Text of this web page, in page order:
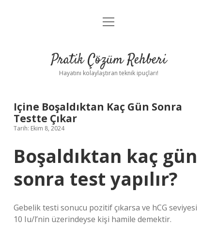
Anasayfa
Yasal Uyarı
menüyü
Pratik Çözüm Rehberi
Hayatını kolaylaştıran teknik ipuçları!
Içine Boşaldıktan Kaç Gün Sonra
Testte Çıkar
Tarih: Ekim 8, 2024
Boşaldıktan kaç gün
sonra test yapılır?
Gebelik testi sonucu pozitif çıkarsa ve hCG seviyesi
10 Iu/l’nin üzerindeyse kişi hamile demektir.